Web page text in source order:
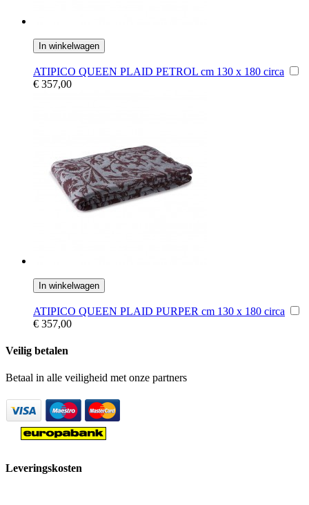
In winkelwagen
ATIPICO QUEEN PLAID PETROL cm 130 x 180 circa
€ 357,00
In winkelwagen
ATIPICO QUEEN PLAID PURPER cm 130 x 180 circa
€ 357,00
Veilig betalen
Betaal in alle veiligheid met onze partners
Leveringskosten